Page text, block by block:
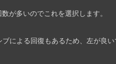
が多いのでこれを選択します。
による回復もあるため、左が良い